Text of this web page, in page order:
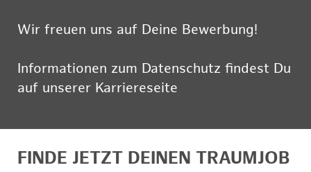
Wir freuen uns auf Deine Bewerbung!
Informationen zum Datenschutz findest Du
auf unserer Karriereseite
FINDE JETZT DEINEN TRAUMJOB